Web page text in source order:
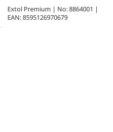
Extol Premium | No: 8864001 |
EAN: 8595126970679